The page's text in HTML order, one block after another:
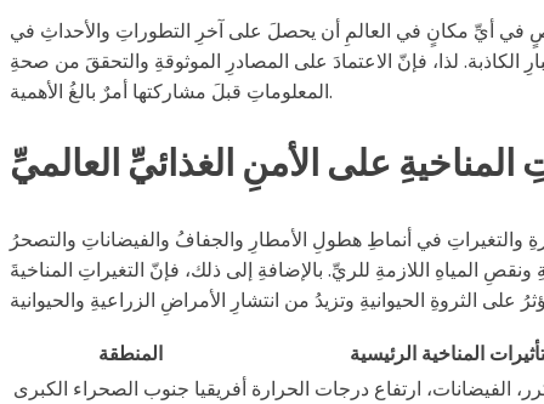
في أيِّ مكانٍ في العالمِ أن يحصلَ على آخرِ التطوراتِ والأحداثِ في
الكاذبة. لذا، فإنّ الاعتمادَ على المصادرِ الموثوقةِ والتحققَ من صحةِ
المعلوماتِ قبلَ مشاركتها أمرٌ بالغُ الأهمية.
المناخيةِ على الأمنِ الغذائيِّ العالميِّ
والتغيراتِ في أنماطِ هطولِ الأمطارِ والجفافُ والفيضاناتِ والتصحرُ
المياهِ اللازمةِ للريِّ. بالإضافةِ إلى ذلك، فإنّ التغيراتِ المناخيةَ
المنطقة
المناخية الرئيسية
أفريقيا جنوب الصحراء الكبرى الفيضانات، ارتفاع درجات الحرارة